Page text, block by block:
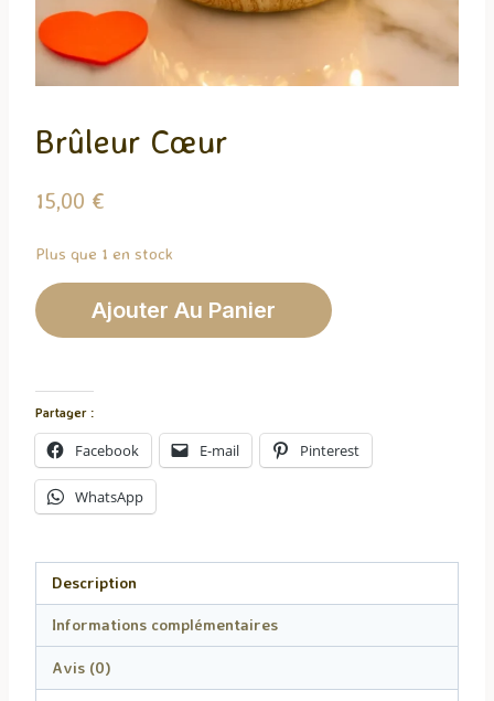
Brûleur Cœur
15,00 €
Plus que 1 en stock
quantité
de
Ajouter Au Panier
Partager :
Facebook E-mail Pinterest
WhatsApp
Description
Informations complémentaires
Avis (0)